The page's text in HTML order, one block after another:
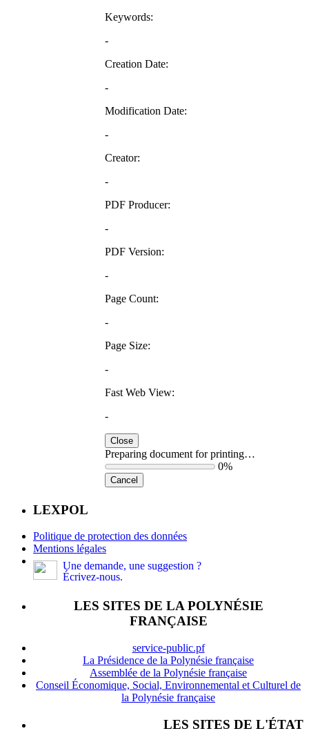
Keywords:
-
Creation Date:
-
Modification Date:
-
Creator:
-
PDF Producer:
-
PDF Version:
-
Page Count:
-
Page Size:
-
Fast Web View:
-
Close
Preparing document for printing…
0%
Cancel
LEXPOL
Politique de protection des données
Mentions légales
Une demande, une suggestion ?
Écrivez-nous.
LES SITES DE LA POLYNÉSIE
FRANÇAISE
service-public.pf
La Présidence de la Polynésie française
Assemblée de la Polynésie française
Conseil Économique, Social, Environnemental et Culturel de
la Polynésie française
LES SITES DE L'ÉTAT